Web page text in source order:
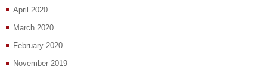
April 2020
March 2020
February 2020
November 2019